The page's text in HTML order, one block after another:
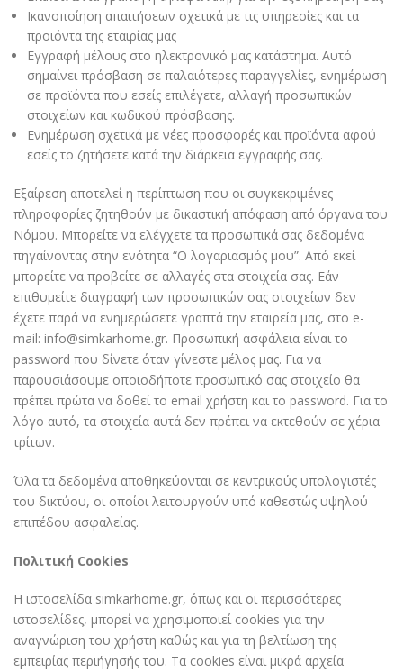
Ικανοποίηση απαιτήσεων σχετικά με τις υπηρεσίες και τα
προϊόντα της εταιρίας μας
Εγγραφή μέλους στο ηλεκτρονικό μας κατάστημα. Αυτό
σημαίνει πρόσβαση σε παλαιότερες παραγγελίες, ενημέρωση
σε προϊόντα που εσείς επιλέγετε, αλλαγή προσωπικών
στοιχείων και κωδικού πρόσβασης.
Ενημέρωση σχετικά με νέες προσφορές και προϊόντα αφού
εσείς το ζητήσετε κατά την διάρκεια εγγραφής σας.
Εξαίρεση αποτελεί η περίπτωση που οι συγκεκριμένες
πληροφορίες ζητηθούν με δικαστική απόφαση από όργανα του
Νόμου. Μπορείτε να ελέγχετε τα προσωπικά σας δεδομένα
πηγαίνοντας στην ενότητα “Ο λογαριασμός μου”. Από εκεί
μπορείτε να προβείτε σε αλλαγές στα στοιχεία σας. Εάν
επιθυμείτε διαγραφή των προσωπικών σας στοιχείων δεν
έχετε παρά να ενημερώσετε γραπτά την εταιρεία μας, στο e-
mail: info@simkarhome.gr. Προσωπική ασφάλεια είναι το
password που δίνετε όταν γίνεστε μέλος μας. Για να
παρουσιάσουμε οποιοδήποτε προσωπικό σας στοιχείο θα
πρέπει πρώτα να δοθεί το email χρήστη και το password. Για το
λόγο αυτό, τα στοιχεία αυτά δεν πρέπει να εκτεθούν σε χέρια
τρίτων.
Όλα τα δεδομένα αποθηκεύονται σε κεντρικούς υπολογιστές
του δικτύου, οι οποίοι λειτουργούν υπό καθεστώς υψηλού
επιπέδου ασφαλείας.
Πολιτική Cookies
Η ιστοσελίδα simkarhome.gr, όπως και οι περισσότερες
ιστοσελίδες, μπορεί να χρησιμοποιεί cookies για την
αναγνώριση του χρήστη καθώς και για τη βελτίωση της
εμπειρίας περιήγησής του. Τα cookies είναι μικρά αρχεία